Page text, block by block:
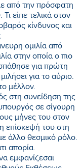
από την πρόσφατη
είπε τελικά στον
κίνδυνος και
ομιλία από
στην οποία ο πιο
για πρώτη
για το αύριο.
μέλλον.
στη συνείδηση της
σε σίγουρη
μήνες του στον
επίσκεψή του στη
άλλο θεσμικό ρόλο.
απορία.
εμφανίζεσαι